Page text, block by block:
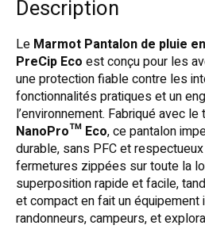
Description
Le Marmot Pantalon de pluie
PreCip Eco est conçu pour les
une protection fiable contre les
fonctionnalités pratiques et un
l’environnement. Fabriqué avec
NanoPro™ Eco, ce pantalon
durable, sans PFC et
fermetures zippées sur toute la
superposition rapide et facile,
et compact en fait un équipement
randonneurs, campeurs, et